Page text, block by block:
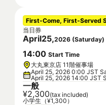
First-Come, First-Served
当日券
April25,2026 (Saturday)
14:00 Start Time
大丸東京店 11階催事場
April 25, 2026 0:00 JST
April 25, 2026 14:00 JST
一般
¥2,300(tax included)
小学生（¥1,300）